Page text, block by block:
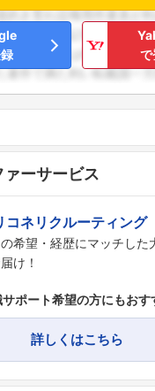
の企業もフォローしませ
ーサービス
コネリクルーティング
希望・経歴にマッチした
け！
ポート希望の方にもおす
詳しくはこちら